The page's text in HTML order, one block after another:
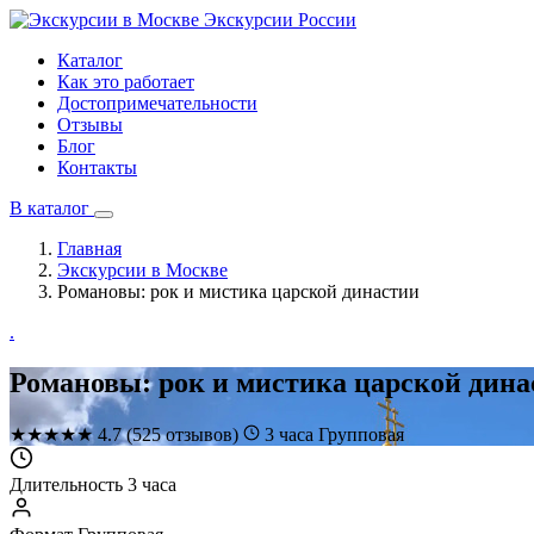
Экскурсии России
Каталог
Как это работает
Достопримечательности
Отзывы
Блог
Контакты
В каталог
Главная
Экскурсии в Москве
Романовы: рок и мистика царской династии
.
Романовы: рок и мистика царской
★★★★★ 4.7 (525 отзывов) 3 часа Групповая
Длительность 3 часа